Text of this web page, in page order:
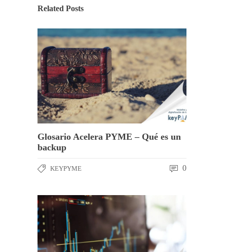
Related Posts
Glosario Acelera PYME – Qué es un
backup
KEYPYME 0